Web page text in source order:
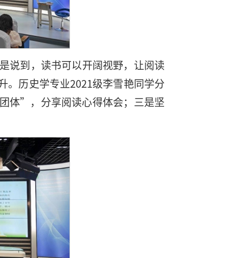
说到，读书可以开阔视野，让阅读
。历史学专业2021级李雪艳同学分
体”，分享阅读心得体会；三是坚